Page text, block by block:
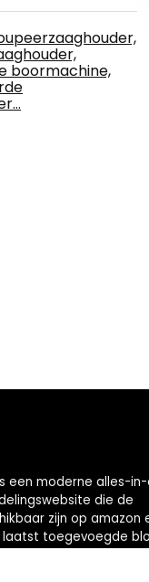
boormachine,
een moderne alles-
die de
zijn op amazon
toegevoegde